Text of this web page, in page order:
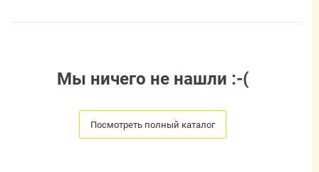
Мы ничего не нашли :-(
Посмотреть полный каталог